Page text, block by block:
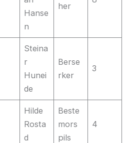
Hanse
n
her
Steina
r
Hunei
de
Berse
rker
3
Hilde
Rosta
d
Beste
mors
pils
4